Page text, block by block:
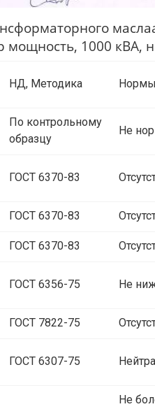
мощность, 1000 кВА,
НД, Методика
По контрольному
образцу
Не
ГОСТ 6370-83
ГОСТ 6370-83
ГОСТ 6370-83
ГОСТ 6356-75 Не
ГОСТ 7822-75
ГОСТ 6307-75
Не